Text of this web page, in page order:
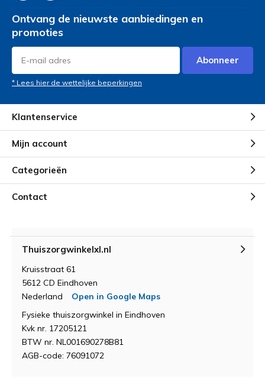
Ontvang de nieuwste aanbiedingen en
promoties
Abonneer
* Lees hier de wettelijke beperkingen
Klantenservice
Mijn account
Categorieën
Contact
Thuiszorgwinkelxl.nl
Kruisstraat 61
5612 CD Eindhoven
Nederland
Open in Google Maps
Fysieke thuiszorgwinkel in Eindhoven
Kvk nr. 17205121
BTW nr. NL001690278B81
AGB-code: 76091072